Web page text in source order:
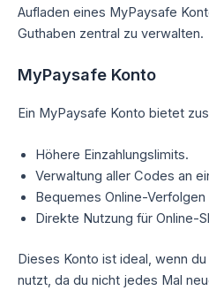
Aufladen eines MyPaysafe
Guthaben zentral zu verwalten.
MyPaysafe Konto
Ein MyPaysafe Konto bietet
Höhere Einzahlungslimits.
Verwaltung aller Codes an
Bequemes Online-
Direkte Nutzung für Online-
Dieses Konto ist ideal, wenn
nutzt, da du nicht jedes Mal